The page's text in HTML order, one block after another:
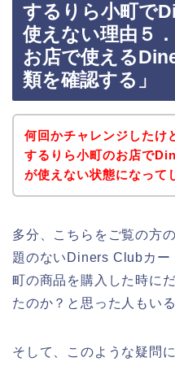
するりら小町で
使えない理由５
お店で使える
類を確認する」
何回かチャレンジしたけ
するりら小町のお店で
が使えない状態になって
多分、こちらをご覧の方
題のないDiners Clubカー
町の商品を購入した時に
たのか？と思った人もい
そして、このような疑問